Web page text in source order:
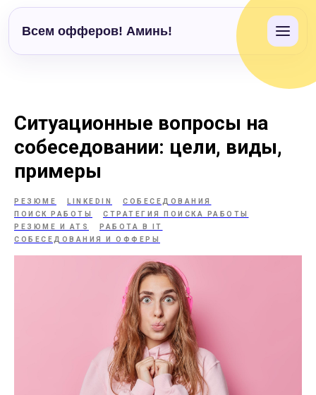
Всем офферов! Аминь!
Ситуационные вопросы на
собеседовании: цели, виды,
примеры
РЕЗЮМЕ LINKEDIN
СОБЕСЕДОВАНИЯ
ПОИСК РАБОТЫ
СТРАТЕГИЯ ПОИСКА РАБОТЫ
РЕЗЮМЕ И ATS
РАБОТА В IT
СОБЕСЕДОВАНИЯ И ОФФЕРЫ